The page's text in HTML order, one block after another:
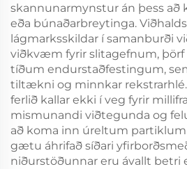
skannunarmynstur án þess að
eða búnaðarbreytinga.
lágmarksskildar í samanburði
viðkvæm fyrir slitagefnum,
tíðum endurstaðfestingum,
tiltækni og minnkar
ferlið kallar ekki í veg fyrir
mismunandi viðtegunda og
að koma inn úreltum
gætu áhrifað síðari
niðurstöðunnar eru ávallt betri